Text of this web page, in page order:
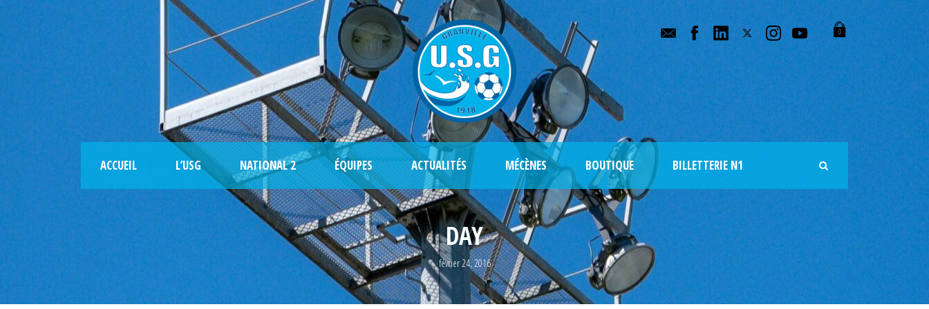
0
ACCUEIL L’USG NATIONAL 2 ÉQUIPES ACTUALITÉS MÉCÈNES BOUTIQUE BILLETTERIE N1
DAY
février 24, 2016